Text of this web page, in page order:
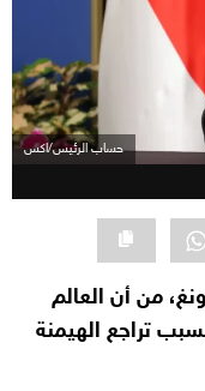
حساب الرئيس/اكس
من أن العالم
تراجع الهيمنة